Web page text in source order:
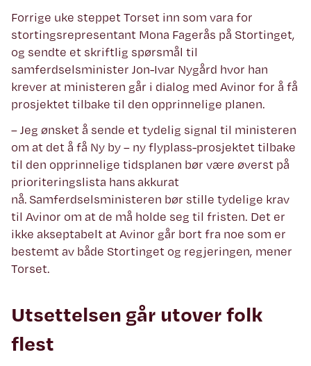
Forrige uke steppet Torset inn som vara for
stortingsrepresentant Mona Fagerås på Stortinget,
og sendte et skriftlig spørsmål til
samferdselsminister Jon-Ivar Nygård hvor han
krever at ministeren går i dialog med Avinor for å få
prosjektet tilbake til den opprinnelige planen.
– Jeg ønsket å sende et tydelig signal til ministeren
om at det å få Ny by – ny flyplass-prosjektet tilbake
til den opprinnelige tidsplanen bør være øverst på
prioriteringslista hans akkurat
nå. Samferdselsministeren bør stille tydelige krav
til Avinor om at de må holde seg til fristen. Det er
ikke akseptabelt at Avinor går bort fra noe som er
bestemt av både Stortinget og regjeringen, mener
Torset.
Utsettelsen går utover folk
flest